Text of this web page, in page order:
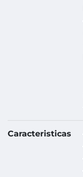
Caracteristicas